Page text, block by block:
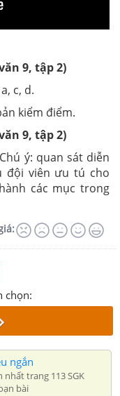
9, tập 2)
c, d.
kiểm điểm.
9, tập 2)
ý: quan sát diễn
đội viên ưu tú cho
các mục trong
chọn:
ngắn
trang 113 SGK
bài